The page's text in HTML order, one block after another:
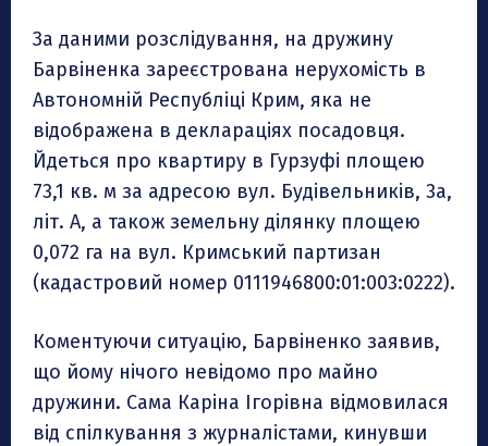
За даними розслідування, на дружину
Барвіненка зареєстрована нерухомість в
Автономній Республіці Крим, яка не
відображена в деклараціях посадовця.
Йдеться про квартиру в Гурзуфі площею
73,1 кв. м за адресою вул. Будівельників, 3а,
літ. А, а також земельну ділянку площею
0,072 га на вул. Кримський партизан
(кадастровий номер 0111946800:01:003:0222).
Коментуючи ситуацію, Барвіненко заявив,
що йому нічого невідомо про майно
дружини. Сама Каріна Ігорівна відмовилася
від спілкування з журналістами, кинувши